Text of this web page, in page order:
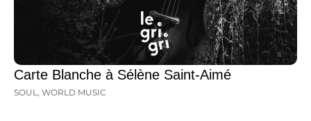
Carte Blanche à Sélène Saint-Aimé
SOUL, WORLD MUSIC